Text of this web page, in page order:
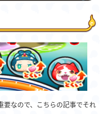
要なので、こちらの記事でそれ